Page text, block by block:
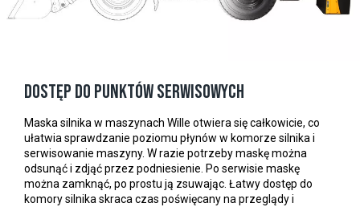
Dostęp do punktów serwisowych
Maska silnika w maszynach Wille otwiera się całkowicie, co
ułatwia sprawdzanie poziomu płynów w komorze silnika i
serwisowanie maszyny. W razie potrzeby maskę można
odsunąć i zdjąć przez podniesienie. Po serwisie maskę
można zamknąć, po prostu ją zsuwając. Łatwy dostęp do
komory silnika skraca czas poświęcany na przeglądy i